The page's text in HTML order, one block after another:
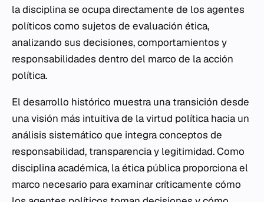
la disciplina se ocupa directamente de los agentes
políticos como sujetos de evaluación ética,
analizando sus decisiones, comportamientos y
responsabilidades dentro del marco de la acción
política.
El desarrollo histórico muestra una transición desde
una visión más intuitiva de la virtud política hacia un
análisis sistemático que integra conceptos de
responsabilidad, transparencia y legitimidad. Como
disciplina académica, la ética pública proporciona el
marco necesario para examinar críticamente cómo